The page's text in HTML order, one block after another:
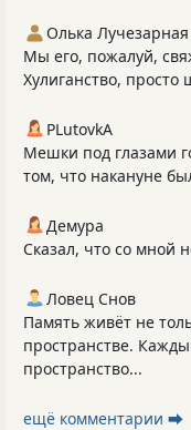
Олька Лучезарная
Мы его, пожалуй,
Хулиганство, просто
PLutоvkА
Мешки под глазами
том, что накануне
Демура
Сказал, что со мной
Ловец Снов
Память живёт не
пространстве.
пространство...
ещё комментарии ⮕